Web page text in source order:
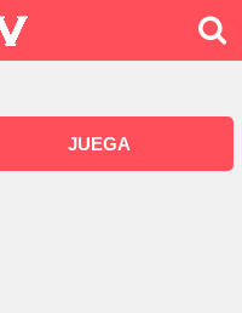
JUEGA